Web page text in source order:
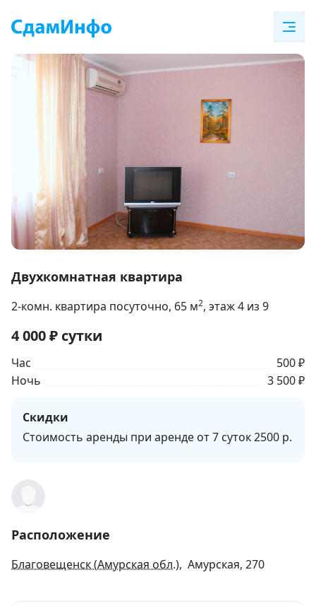
1
10
Двухкомнатная квартира
2-комн. квартира посуточно, 65 м2, этаж 4 из 9
4 000₽ сутки
Час
500 ₽
Ночь
3 500 ₽
Скидки
Стоимость аренды при аренде от 7 суток 2500 р.
Расположение
Благовещенск (Амурская обл.), Амурская, 270